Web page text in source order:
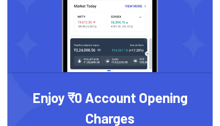
Enjoy ₹0 Account Opening
Charges